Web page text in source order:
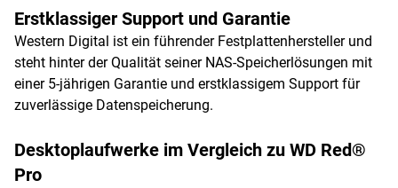
Erstklassiger Support und Garantie
Western Digital ist ein führender Festplattenhersteller und
steht hinter der Qualität seiner NAS-Speicherlösungen mit
einer 5-jährigen Garantie und erstklassigem Support für
zuverlässige Datenspeicherung.
Desktoplaufwerke im Vergleich zu WD Red®
Pro